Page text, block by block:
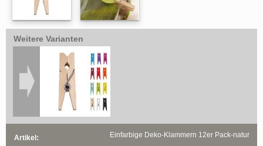
Weitere Varianten
Artikel: Einfarbige Deko-Klammern 12er Pack-natur